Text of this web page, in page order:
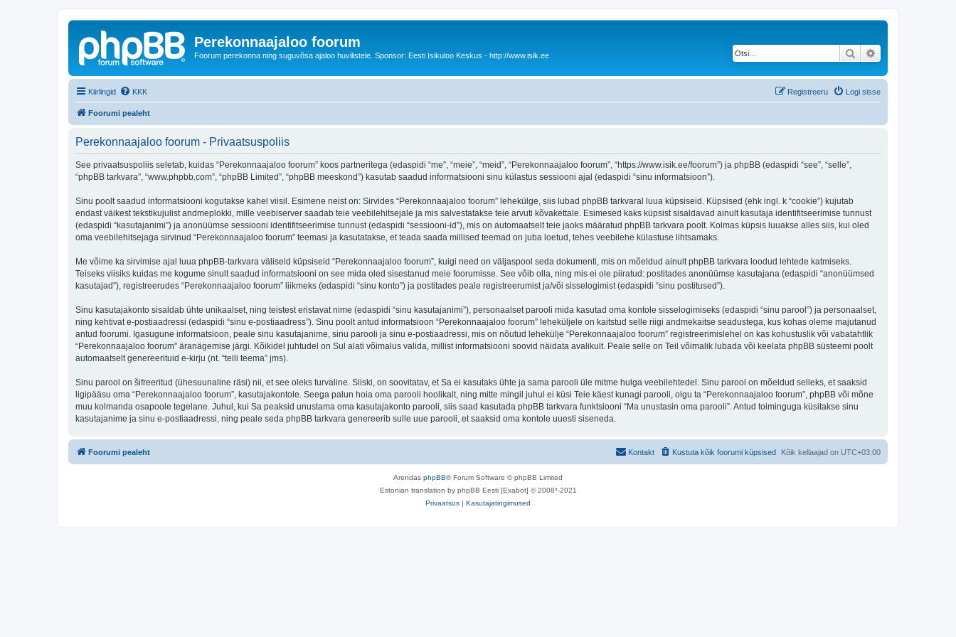
Perekonnaajaloo foorum
Foorum perekonna ning suguvõsa ajaloo huvilistele. Sponsor: Eesti Isikuloo Keskus - http://www.isik.ee Otsi
Kiirlingid KKK Logi sisse
Registreeru
Foorumi pealeht
Perekonnaajaloo foorum - Privaatsuspoliis
See privaatsuspoliis seletab, kuidas “Perekonnaajaloo foorum” koos partneritega (edaspidi “me”, “meie”, “meid”, “Perekonnaajaloo foorum”, “https://www.isik.ee/foorum”) ja phpBB (edaspidi “see”, “selle”,
“phpBB tarkvara”, “www.phpbb.com”, “phpBB Limited”, “phpBB meeskond”) kasutab saadud informatsiooni sinu külastus sessiooni ajal (edaspidi “sinu informatsioon”).
Sinu poolt saadud informatsiooni kogutakse kahel viisil. Esimene neist on: Sirvides “Perekonnaajaloo foorum” lehekülge, siis lubad phpBB tarkvaral luua küpsiseid. Küpsised (ehk ingl. k “cookie”) kujutab
endast väikest tekstikujulist andmeplokki, mille veebiserver saadab teie veebilehitsejale ja mis salvestatakse teie arvuti kõvakettale. Esimesed kaks küpsist sisaldavad ainult kasutaja identifitseerimise tunnust
(edaspidi “kasutajanimi”) ja anonüümse sessiooni identifitseerimise tunnust (edaspidi “sessiooni-id”), mis on automaatselt teie jaoks määratud phpBB tarkvara poolt. Kolmas küpsis luuakse alles siis, kui oled
oma veebilehitsejaga sirvinud “Perekonnaajaloo foorum” teemasi ja kasutatakse, et teada saada millised teemad on juba loetud, tehes veebilehe külastuse lihtsamaks.
Me võime ka sirvimise ajal luua phpBB-tarkvara väliseid küpsiseid “Perekonnaajaloo foorum”, kuigi need on väljaspool seda dokumenti, mis on mõeldud ainult phpBB tarkvara loodud lehtede katmiseks.
Teiseks viisiks kuidas me kogume sinult saadud informatsiooni on see mida oled sisestanud meie foorumisse. See võib olla, ning mis ei ole piiratud: postitades anonüümse kasutajana (edaspidi “anonüümsed
kasutajad”), registreerudes “Perekonnaajaloo foorum” liikmeks (edaspidi “sinu konto”) ja postitades peale registreerumist ja/või sisselogimist (edaspidi “sinu postitused”).
Sinu kasutajakonto sisaldab ühte unikaalset, ning teistest eristavat nime (edaspidi “sinu kasutajanimi”), personaalset parooli mida kasutad oma kontole sisselogimiseks (edaspidi “sinu parool”) ja personaalset,
ning kehtivat e-postiaadressi (edaspidi “sinu e-postiaadress”). Sinu poolt antud informatsioon “Perekonnaajaloo foorum” leheküljele on kaitstud selle riigi andmekaitse seadustega, kus kohas oleme majutanud
antud foorumi. Igasugune informatsioon, peale sinu kasutajanime, sinu parooli ja sinu e-postiaadressi, mis on nõutud lehekülje “Perekonnaajaloo foorum” registreerimislehel on kas kohustuslik või vabatahtlik
“Perekonnaajaloo foorum” äranägemise järgi. Kõikidel juhtudel on Sul alati võimalus valida, millist informatsiooni soovid näidata avalikult. Peale selle on Teil võimalik lubada või keelata phpBB süsteemi poolt
automaatselt genereerituid e-kirju (nt. “telli teema” jms).
Sinu parool on šifreeritud (ühesuunaline räsi) nii, et see oleks turvaline. Siiski, on soovitatav, et Sa ei kasutaks ühte ja sama parooli üle mitme hulga veebilehtedel. Sinu parool on mõeldud selleks, et saaksid
ligipääsu oma “Perekonnaajaloo foorum”, kasutajakontole. Seega palun hoia oma parooli hoolikalt, ning mitte mingil juhul ei küsi Teie käest kunagi parooli, olgu ta “Perekonnaajaloo foorum”, phpBB või mõne
muu kolmanda osapoole tegelane. Juhul, kui Sa peaksid unustama oma kasutajakonto parooli, siis saad kasutada phpBB tarkvara funktsiooni “Ma unustasin oma parooli”. Antud toiminguga küsitakse sinu
kasutajanime ja sinu e-postiaadressi, ning peale seda phpBB tarkvara genereerib sulle uue parooli, et saaksid oma kontole uuesti siseneda.
Foorumi pealeht Kõik kellaajad on UTC+03:00
Kustuta kõik foorumi küpsised
Kontakt
Arendas phpBB® Forum Software © phpBB Limited
Estonian translation by phpBB Eesti [Exabot] © 2008*-2021
Privaatsus | Kasutajatingimused